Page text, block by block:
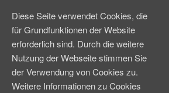
Diese Seite verwendet Cookies, die
für Grundfunktionen der Website
erforderlich sind. Durch die weitere
Nutzung der Webseite stimmen Sie
der Verwendung von Cookies zu.
Weitere Informationen zu Cookies